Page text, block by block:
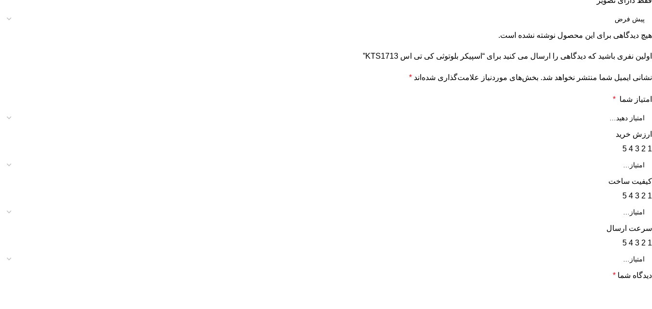
هیچ دیدگاهی برای این محصول نوشته نشده است.
اولین نفری باشید که دیدگاهی را ارسال می کنید برای “اسپیکر بلوتوثی کی تی اس KTS1713”
نشانی ایمیل شما منتشر نخواهد شد. بخش‌های موردنیاز علامت‌گذاری شده‌اند *
امتیاز شما *
ارزش خرید
1
2
3
4
5
کیفیت ساخت
1
2
3
4
5
سرعت ارسال
1
2
3
4
5
دیدگاه شما *